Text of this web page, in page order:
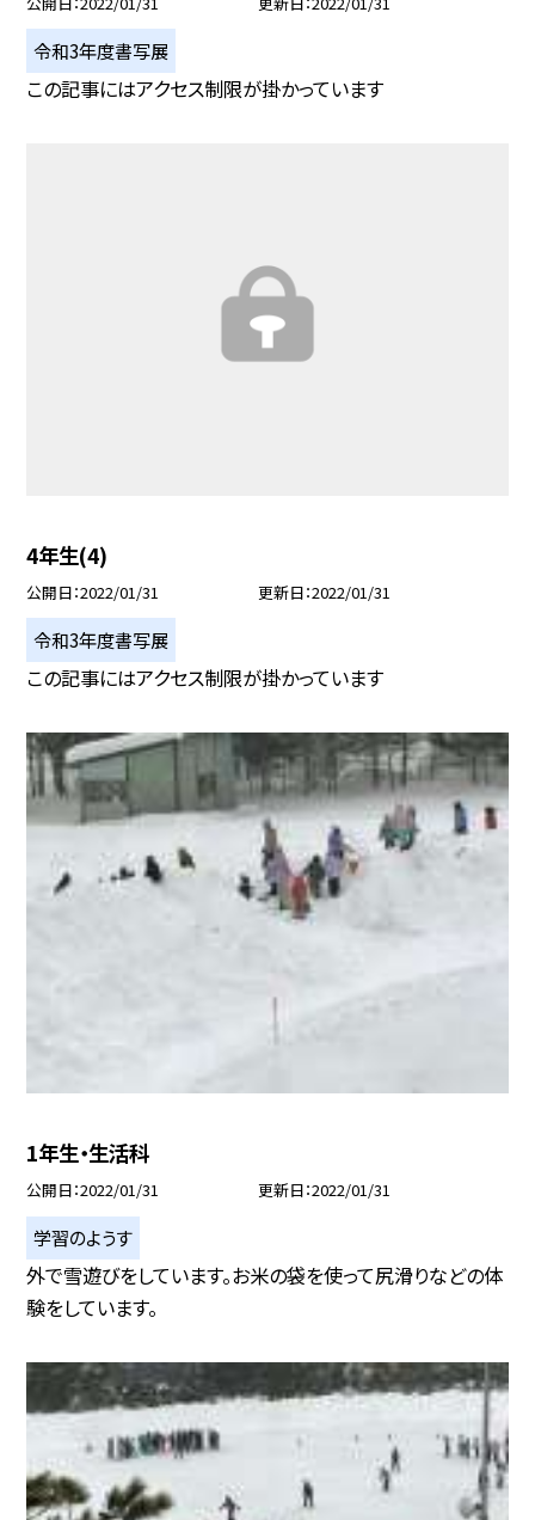
令和3年度書写展
この記事にはアクセス制限が掛かっています
4年生(4)
公開日 2022/01/31 更新日 2022/01/31
令和3年度書写展
この記事にはアクセス制限が掛かっています
1年生・生活科
公開日 2022/01/31 更新日 2022/01/31
学習のようす
外で雪遊びをしています。お米の袋を使って尻滑りなどの体
験をしています。